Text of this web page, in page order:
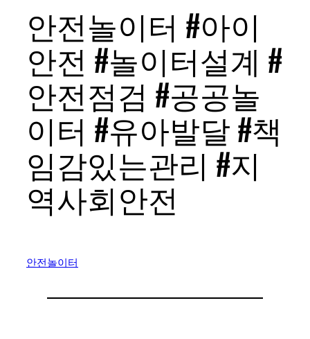
안전놀이터 #아이
안전 #놀이터설계 #
안전점검 #공공놀
이터 #유아발달 #책
임감있는관리 #지
역사회안전
안전놀이터